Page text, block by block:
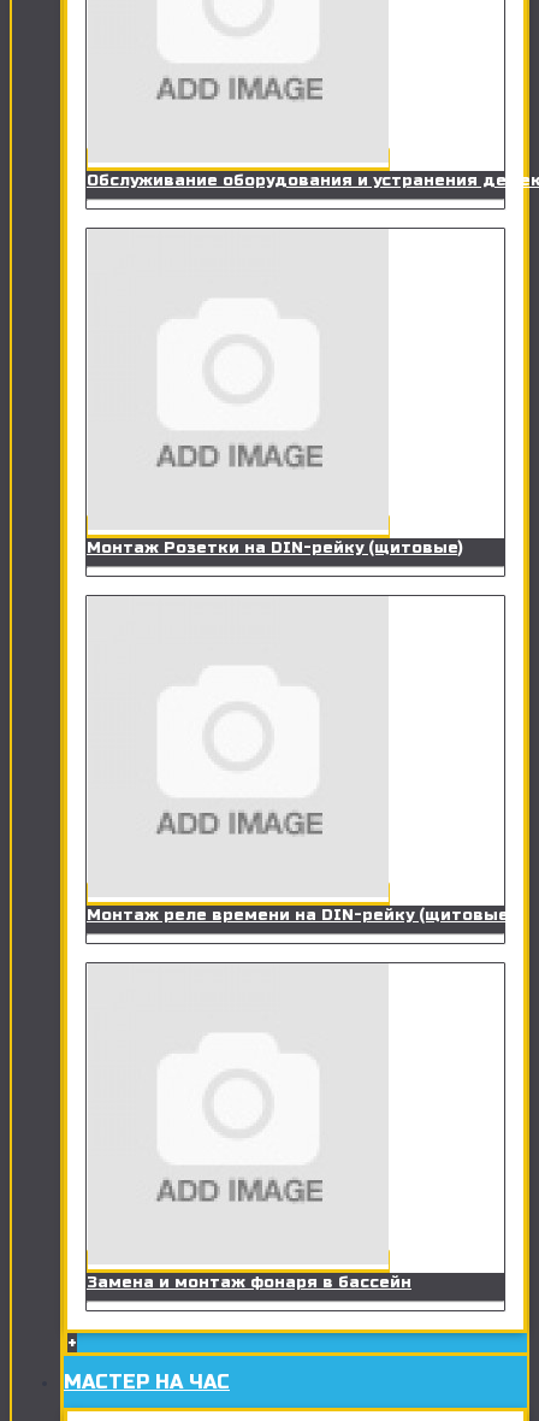
Обслуживание оборудования и устранения
Монтаж Розетки на DIN-рейку (щитовые)
Монтаж реле времени на DIN-рейку (щитовые)
Замена и монтаж фонаря в бассейн
+
МАСТЕР НА ЧАС